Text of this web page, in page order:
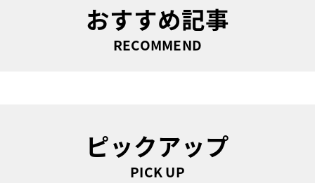
おすすめ記事
RECOMMEND
ピックアップ
PICK UP